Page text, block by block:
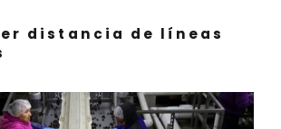
distancia de líneas